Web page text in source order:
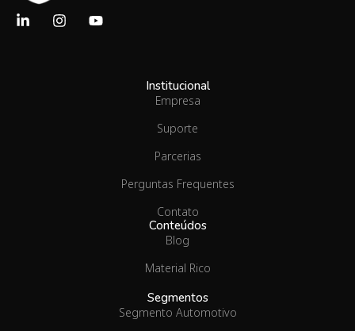
Institucional
Empresa
Suporte
Parcerias
Perguntas Frequentes
Contato
Conteúdos
Blog
Material Rico
Segmentos
Segmento Automotivo